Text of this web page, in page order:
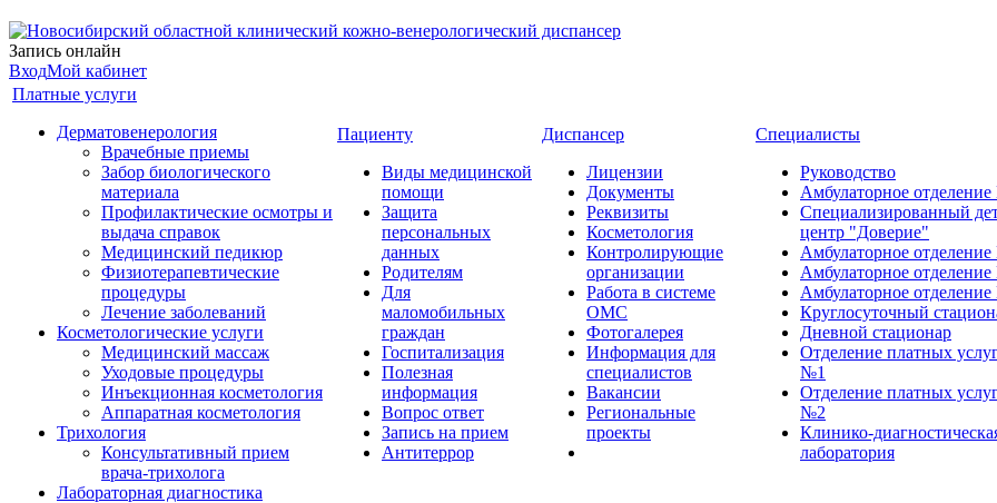
Запись онлайн
ВходМой кабинет
Платные услуги
Дерматовенерология
Врачебные приемы
Забор биологического
материала
Профилактические осмотры и
выдача справок
Медицинский педикюр
Физиотерапевтические
процедуры
Лечение заболеваний
Косметологические услуги
Медицинский массаж
Уходовые процедуры
Инъекционная косметология
Аппаратная косметология
Трихология
Консультативный прием
врача-трихолога
Лабораторная диагностика
Пациенту
Виды медицинской
помощи
Защита
персональных
данных
Родителям
Для
маломобильных
граждан
Госпитализация
Полезная
информация
Вопрос ответ
Запись на прием
Антитеррор
Диспансер
Лицензии
Документы
Реквизиты
Косметология
Контролирующие
организации
Работа в системе
ОМС
Фотогалерея
Информация для
специалистов
Вакансии
Региональные
проекты
Специалисты
Руководство
Амбулаторное
Специализированный
центр "Доверие"
Амбулаторное
Амбулаторное
Амбулаторное
Круглосуточный
Дневной стационар
Отделение платных
№1
Отделение платных
№2
Клинико-
лаборатория